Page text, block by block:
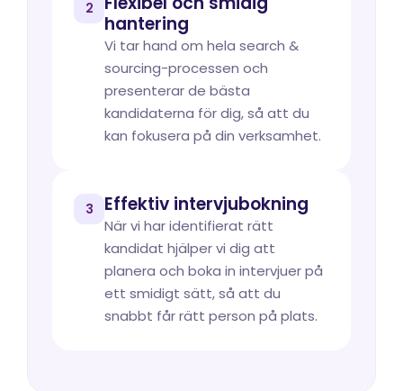
2
hantering
Vi tar hand om hela search &
sourcing-processen och
presenterar de bästa
kandidaterna för dig, så att du
kan fokusera på din verksamhet.
3 Effektiv intervjubokning
När vi har identifierat rätt
kandidat hjälper vi dig att
planera och boka in intervjuer på
ett smidigt sätt, så att du
snabbt får rätt person på plats.